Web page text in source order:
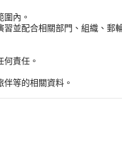
內。
並配合相關部門、組織、郵
責任。
等的相關資料。